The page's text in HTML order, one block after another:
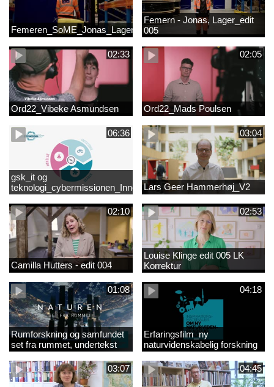
Femeren_SoME_Jonas_Lager
Femern - Jonas, Lager_edit
005
02:33
Ord22_Vibeke Asmundsen
02:05
Ord22_Mads Poulsen
06:36
gsk_it og
teknologi_cybermissionen_Innovationscirklen
03:04
Lars Geer Hammerhøj_V2
02:10
Camilla Hutters - edit 004
02:53
Louise Klinge edit 005 LK
Korrektur
01:08
Rumforskning og samfundet
set fra rummet, undertekst
04:18
Erfaringsfilm_ny
naturvidenskabelig forskning
03:07 04:45